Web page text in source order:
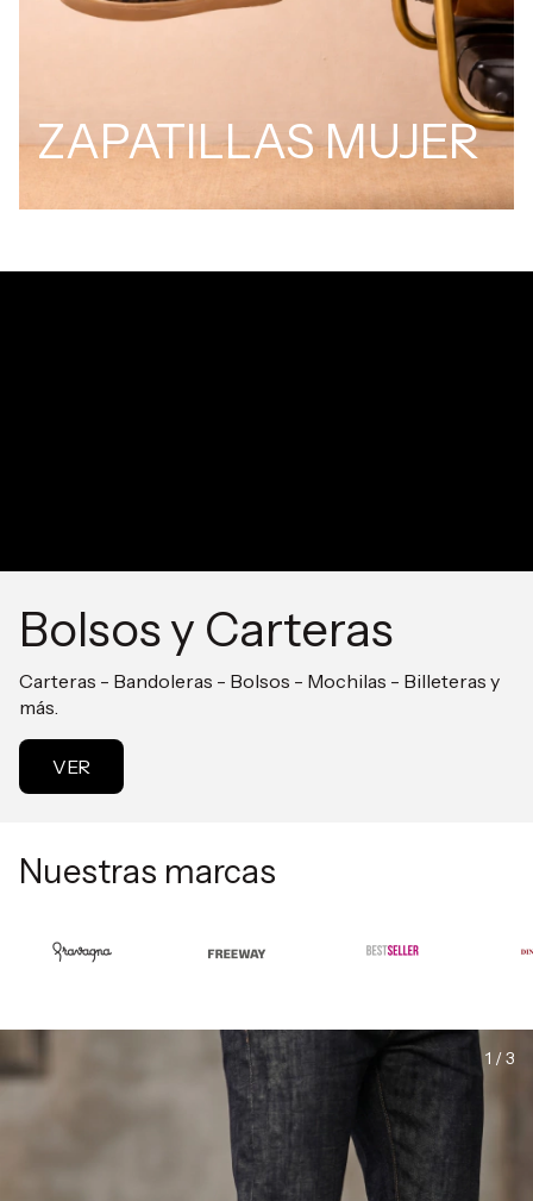
ZAPATILLAS MUJER
Bolsos y Carteras
Carteras - Bandoleras - Bolsos - Mochilas - Billeteras y
más.
VER
Nuestras marcas
1 / 3